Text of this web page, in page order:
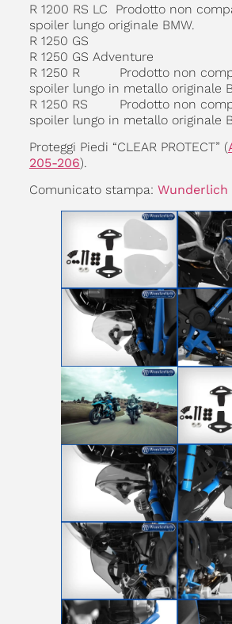
R 1200 RS LC Prodotto non
spoiler lungo originale BMW.
R 1250 GS
R 1250 GS Adventure
R 1250 R Prodotto non
spoiler lungo in metallo originale
R 1250 RS Prodotto non
spoiler lungo in metallo originale
Proteggi Piedi “CLEAR PROTECT” (
205-206).
Comunicato stampa: Wunderlich